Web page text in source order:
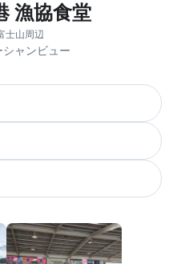
漁協食堂
士山周辺
ャンビュー